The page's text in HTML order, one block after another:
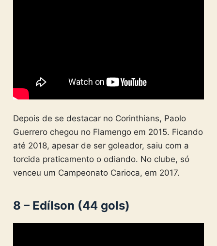
Depois de se destacar no Corinthians, Paolo
Guerrero chegou no Flamengo em 2015. Ficando
até 2018, apesar de ser goleador, saiu com a
torcida praticamento o odiando. No clube, só
venceu um Campeonato Carioca, em 2017.
8 – Edílson (44 gols)